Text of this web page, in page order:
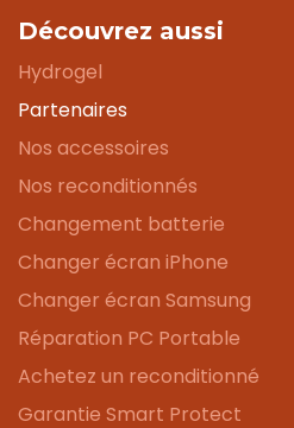
Découvrez aussi
Hydrogel
Partenaires
Nos accessoires
Nos reconditionnés
Changement batterie
Changer écran iPhone
Changer écran Samsung
Réparation PC Portable
Achetez un reconditionné
Garantie Smart Protect